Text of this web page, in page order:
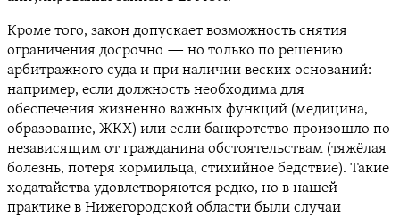
Кроме того, закон допускает возможность снятия
ограничения досрочно — но только по решению
арбитражного суда и при наличии веских оснований:
например, если должность необходима для
обеспечения жизненно важных функций (медицина,
образование, ЖКХ) или если банкротство произошло по
независящим от гражданина обстоятельствам (тяжёлая
болезнь, потеря кормильца, стихийное бедствие). Такие
ходатайства удовлетворяются редко, но в нашей
практике в Нижегородской области были случаи